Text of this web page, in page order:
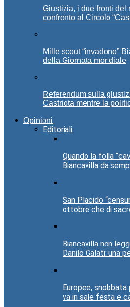
Giustizia, i due fronti del
confronto al Circolo
Mille scout “invadono”
della Giornata mondiale
Referendum sulla
Castriota mentre la
Opinioni
Editoriali
Quando la folla
Biancavilla da
San Placido
ottobre che di
Biancavilla non
Danilo Galati: una
Europee, snobbata
va in sale festa e